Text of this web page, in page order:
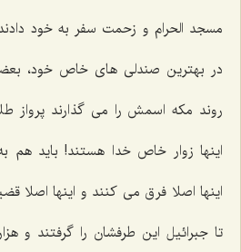
مسجد الحرام و زحمت سفر به خود
در بهترین صندلی های خاص خود،
روند مکه اسمش را می گذارند پرواز
اینها زوار خاص خدا هستند! باید هم
اینها اصلا فرق می کنند و اینها اصلا
تا جبرائیل این طرفشان را گرفتند و